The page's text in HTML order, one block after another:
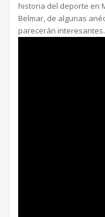
historia del deporte en
Belmar, de algunas
parecerán interesantes.